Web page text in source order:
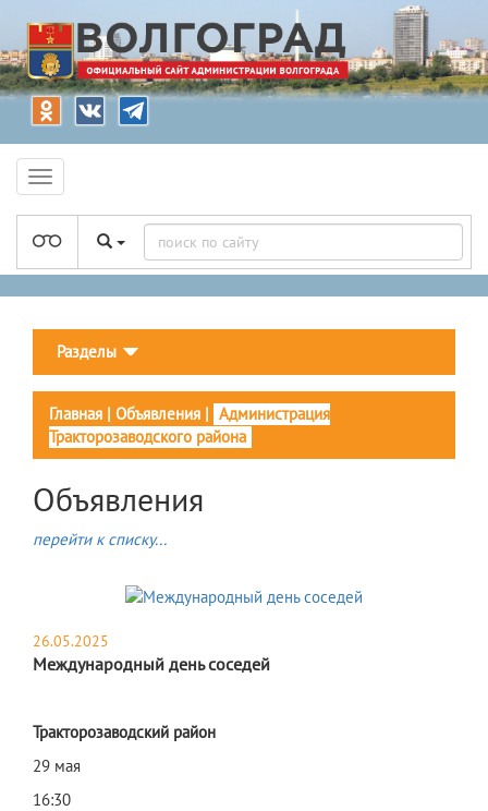
Разделы
Главная | Объявления | Администрация
Тракторозаводского района
Объявления
перейти к списку...
26.05.2025
Международный день соседей
Тракторозаводский район
29 мая
16:30